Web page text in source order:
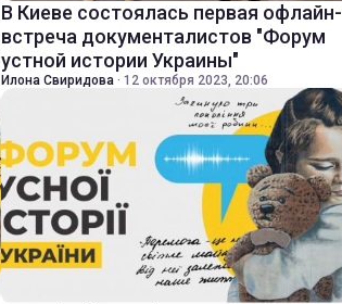
В Киеве состоялась первая офлайн-
встреча документалистов "Форум
устной истории Украины"
Илона Свиридова · 12 октября 2023, 20:06